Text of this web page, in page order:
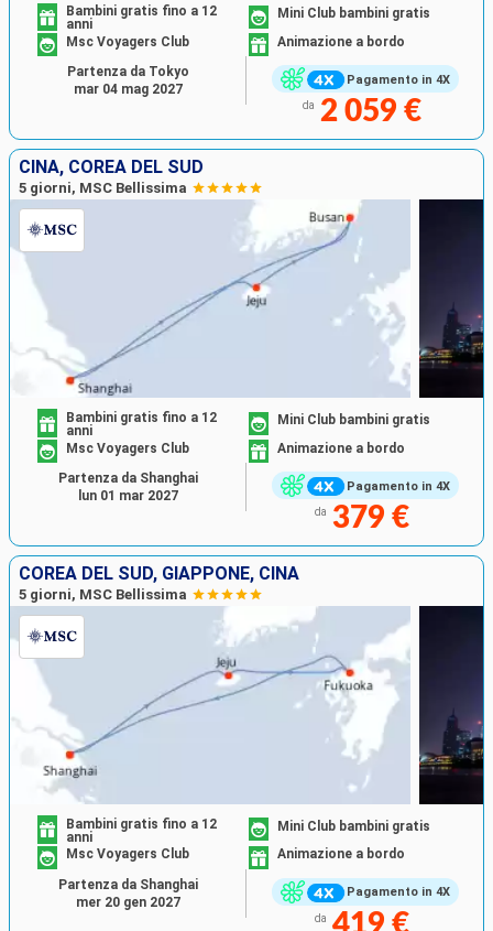
Pagamento in 4X
Bambini gratis fino a 12
anni
Mini Club bambini gratis
Msc Voyagers Club
Animazione a bordo
da 2 059 €
Partenza da Tokyo
mar 04 mag 2027
CINA, COREA DEL SUD
5 giorni, MSC Bellissima
Pagamento in 4X
Bambini gratis fino a 12
anni
Mini Club bambini gratis
Msc Voyagers Club
Animazione a bordo
da 379 €
Partenza da Shanghai
lun 01 mar 2027
COREA DEL SUD, GIAPPONE, CINA
5 giorni, MSC Bellissima
Pagamento in 4X
Bambini gratis fino a 12
anni
Mini Club bambini gratis
Msc Voyagers Club
Animazione a bordo
da 419 €
Partenza da Shanghai
mer 20 gen 2027